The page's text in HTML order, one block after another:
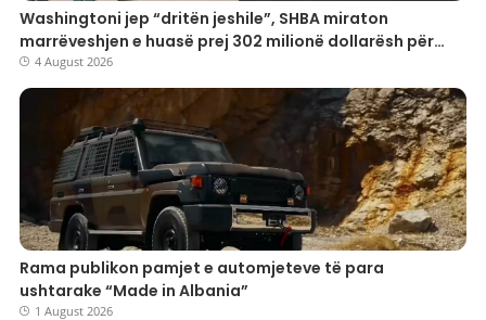
Washingtoni jep “dritën jeshile”, SHBA miraton
marrëveshjen e huasë prej 302 milionë dollarësh për
mbrojtjen shqiptare
4 August 2026
Rama publikon pamjet e automjeteve të para
ushtarake “Made in Albania”
1 August 2026